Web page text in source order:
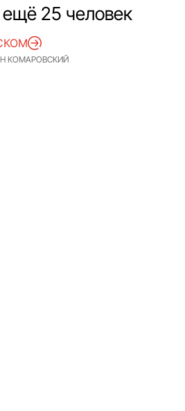
Репортаж
Проекты
25 человек
КОМАРОВСКИЙ